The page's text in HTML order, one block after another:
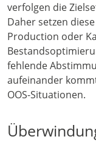
verfolgen die
Daher setzen
Production oder
fehlende
aufeinander
OOS-Situationen.